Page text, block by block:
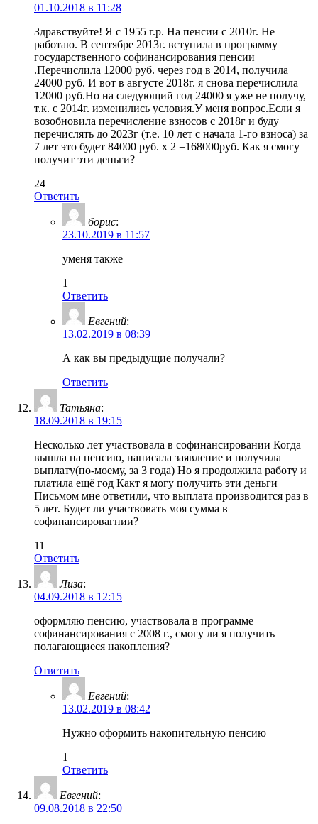
01.10.2018 в 11:28
Здравствуйте! Я с 1955 г.р. На пенсии с 2010г. Не
работаю. В сентябре 2013г. вступила в программу
государственного софинансирования пенсии
.Перечислила 12000 руб. через год в 2014, получила
24000 руб. И вот в августе 2018г. я снова перечислила
12000 руб.Но на следующий год 24000 я уже не получу,
т.к. с 2014г. изменились условия.У меня вопрос.Если я
возобновила перечисление взносов с 2018г и буду
перечислять до 2023г (т.е. 10 лет с начала 1-го взноса) за
7 лет это будет 84000 руб. х 2 =168000руб. Как я смогу
получит эти деньги?
24
Ответить
борис:
23.10.2019 в 11:57
уменя также
1
Ответить
Евгений:
13.02.2019 в 08:39
А как вы предыдущие получали?
Ответить
Татьяна:
18.09.2018 в 19:15
Несколько лет участвовала в софинансировании Когда
вышла на пенсию, написала заявление и получила
выплату(по-моему, за 3 года) Но я продолжила работу и
платила ещё год Какт я могу получить эти деньги
Письмом мне ответили, что выплата производится раз в
5 лет. Будет ли участвовать моя сумма в
софинансировагнии?
11
Ответить
Лиза:
04.09.2018 в 12:15
оформляю пенсию, участвовала в программе
софинансирования с 2008 г., смогу ли я получить
полагающиеся накопления?
Ответить
Евгений:
13.02.2019 в 08:42
Нужно оформить накопительную пенсию
1
Ответить
Евгений:
09.08.2018 в 22:50